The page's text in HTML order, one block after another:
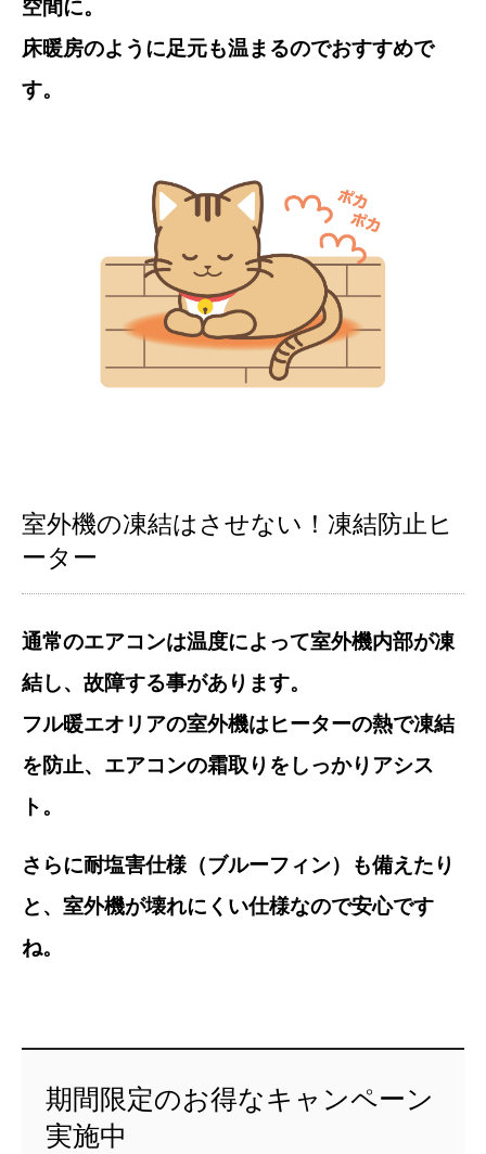
空間に。
床暖房のように足元も温まるのでおすすめで
す。
室外機の凍結はさせない！凍結防止ヒ
ーター
通常のエアコンは温度によって室外機内部が凍
結し、故障する事があります。
フル暖エオリアの室外機はヒーターの熱で凍結
を防止、エアコンの霜取りをしっかりアシス
ト。
さらに耐塩害仕様（ブルーフィン）も備えたり
と、室外機が壊れにくい仕様なので安心です
ね。
期間限定のお得なキャンペーン
実施中